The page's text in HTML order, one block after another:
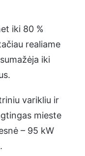
iki 80 %
realiame
iki
varikliu ir
mieste
– 95 kW